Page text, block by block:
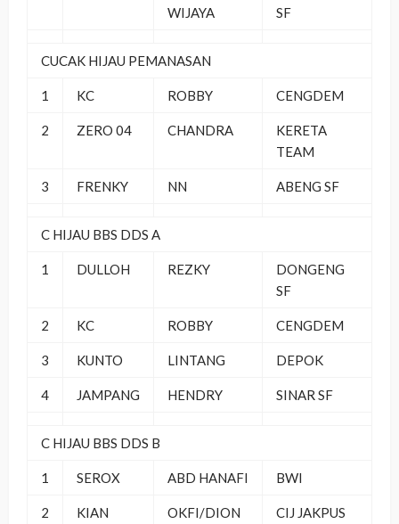
WIJAYA
SF
CUCAK HIJAU PEMANASAN
1 KC ROBBY CENGDEM
2 ZERO 04 CHANDRA
KERETA
TEAM
3 FRENKY NN ABENG SF
C HIJAU BBS DDS A
1 DULLOH REZKY
DONGENG
SF
2 KC ROBBY CENGDEM
3 KUNTO LINTANG DEPOK
4 JAMPANG HENDRY SINAR SF
C HIJAU BBS DDS B
1 SEROX ABD HANAFI BWI
2
KIAN
OKFI/DION CIJ JAKPUS